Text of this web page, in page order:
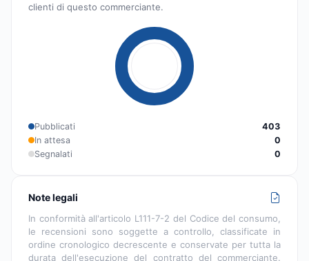
clienti di questo commerciante.
Pubblicati
403
In attesa
0
Segnalati
0
Note legali
In conformità all'articolo L111-7-2 del Codice del consumo,
le recensioni sono soggette a controllo, classificate in
ordine cronologico decrescente e conservate per tutta la
durata dell'esecuzione del contratto del commerciante.